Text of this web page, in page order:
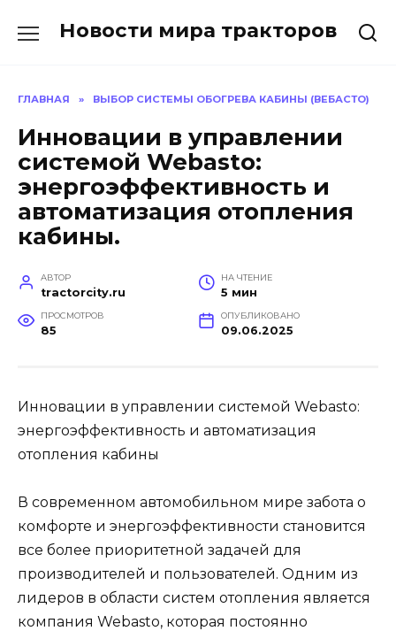
Новости мира тракторов
ГЛАВНАЯ » ВЫБОР СИСТЕМЫ ОБОГРЕВА КАБИНЫ (ВЕБАСТО)
Инновации в управлении
системой Webasto:
энергоэффективность и
автоматизация отопления
кабины.
АВТОР
tractorcity.ru
НА ЧТЕНИЕ
5 мин
ПРОСМОТРОВ
85
ОПУБЛИКОВАНО
09.06.2025
Инновации в управлении системой Webasto:
энергоэффективность и автоматизация
отопления кабины
В современном автомобильном мире забота о
комфорте и энергоэффективности становится
все более приоритетной задачей для
производителей и пользователей. Одним из
лидеров в области систем отопления является
компания Webasto, которая постоянно